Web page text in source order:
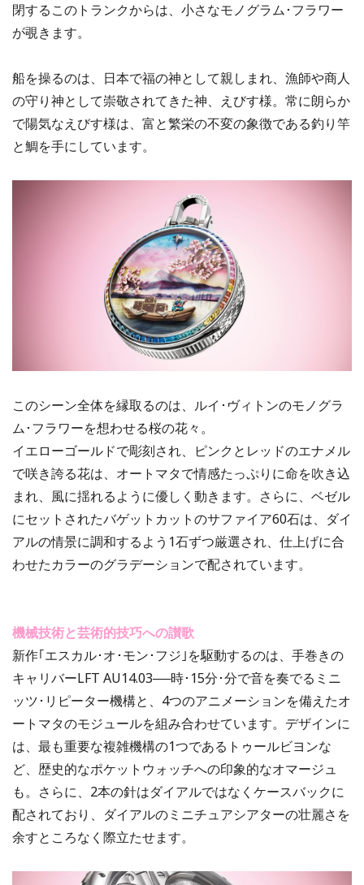
閉するこのトランクからは、小さなモノグラム･フラワー
が覗きます。
船を操るのは、日本で福の神として親しまれ、漁師や商人
の守り神として崇敬されてきた神、えびす様。常に朗らか
で陽気なえびす様は、富と繁栄の不変の象徴である釣り竿
と鯛を手にしています。
このシーン全体を縁取るのは、ルイ･ヴィトンのモノグラ
ム･フラワーを想わせる桜の花々。
イエローゴールドで彫刻され、ピンクとレッドのエナメル
で咲き誇る花は、オートマタで情感たっぷりに命を吹き込
まれ、風に揺れるように優しく動きます。さらに、ベゼル
にセットされたバゲットカットのサファイア60石は、ダイ
アルの情景に調和するよう1石ずつ厳選され、仕上げに合
わせたカラーのグラデーションで配されています。
機械技術と芸術的技巧への讃歌
新作｢エスカル･オ･モン･フジ｣を駆動するのは、手巻きの
キャリバーLFT AU14.03──時･15分･分で音を奏でるミニ
ッツ･リピーター機構と、4つのアニメーションを備えたオ
ートマタのモジュールを組み合わせています。デザインに
は、最も重要な複雑機構の1つであるトゥールビヨンな
ど、歴史的なポケットウォッチへの印象的なオマージュ
も。さらに、2本の針はダイアルではなくケースバックに
配されており、ダイアルのミニチュアシアターの壮麗さを
余すところなく際立たせます。